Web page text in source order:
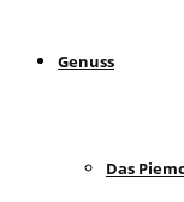
Genuss
Das